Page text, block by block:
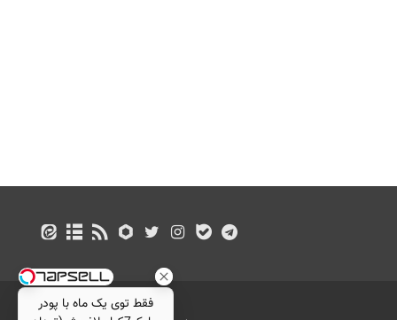
فقط توی یک ماه با پودر